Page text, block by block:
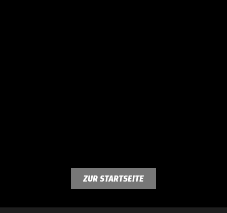
ZUR STARTSEITE